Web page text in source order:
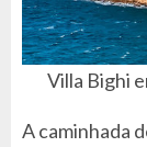
Villa Bighi
A caminhada